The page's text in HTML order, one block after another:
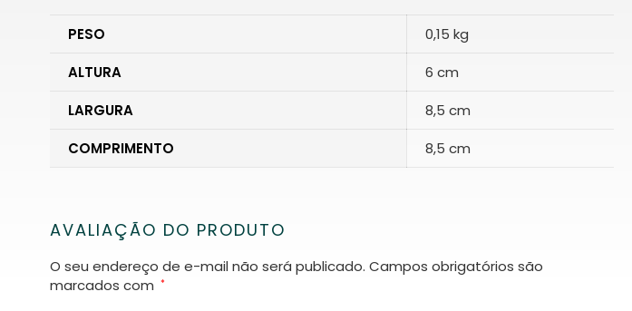
PESO
0,15 kg
ALTURA
6 cm
LARGURA
8,5 cm
COMPRIMENTO
8,5 cm
AVALIAÇÃO DO PRODUTO
O seu endereço de e-mail não será publicado. Campos obrigatórios são
marcados com *